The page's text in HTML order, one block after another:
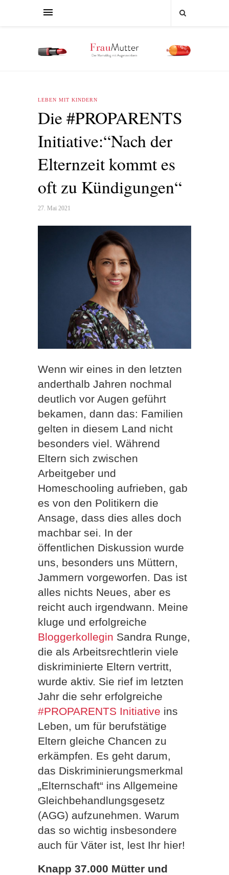
LEBEN MIT KINDERN
Die #PROPARENTS
Initiative:“Nach der
Elternzeit kommt es
oft zu Kündigungen“
27. Mai 2021
Wenn wir eines in den letzten
anderthalb Jahren nochmal
deutlich vor Augen geführt
bekamen, dann das: Familien
gelten in diesem Land nicht
besonders viel. Während
Eltern sich zwischen
Arbeitgeber und
Homeschooling aufrieben, gab
es von den Politikern die
Ansage, dass dies alles doch
machbar sei. In der
öffentlichen Diskussion wurde
uns, besonders uns Müttern,
Jammern vorgeworfen. Das ist
alles nichts Neues, aber es
reicht auch irgendwann. Meine
kluge und erfolgreiche
Bloggerkollegin Sandra Runge,
die als Arbeitsrechtlerin viele
diskriminierte Eltern vertritt,
wurde aktiv. Sie rief im letzten
Jahr die sehr erfolgreiche
#PROPARENTS Initiative ins
Leben, um für berufstätige
Eltern gleiche Chancen zu
erkämpfen. Es geht darum,
das Diskriminierungsmerkmal
„Elternschaft“ ins Allgemeine
Gleichbehandlungsgesetz
(AGG) aufzunehmen. Warum
das so wichtig insbesondere
auch für Väter ist, lest Ihr hier!
Knapp 37.000 Mütter und